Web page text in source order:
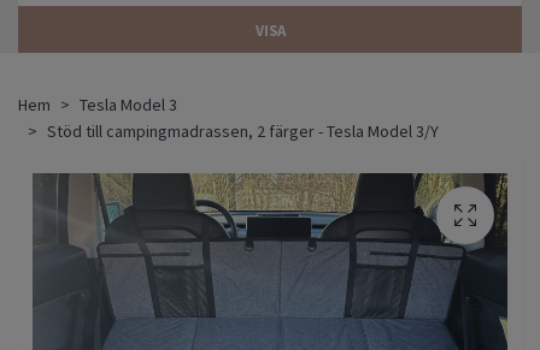
VISA
Hem
Tesla Model 3
Stöd till campingmadrassen, 2 färger - Tesla Model 3/Y